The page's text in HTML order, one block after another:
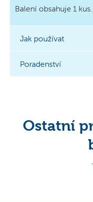
Balení obsahuje 1 kus.
Jak používat
Poradenství
Ostatní